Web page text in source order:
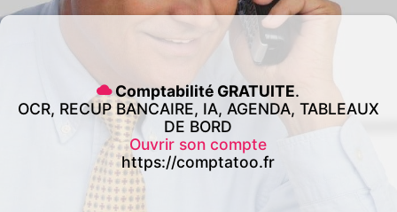
Comptabilité GRATUITE.
OCR, RECUP BANCAIRE, IA, AGENDA, TABLEAUX
DE BORD
Ouvrir son compte
https://comptatoo.fr